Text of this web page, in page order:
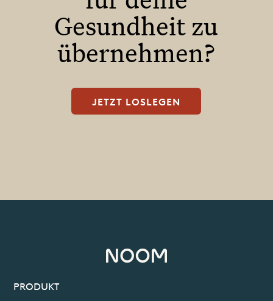
Gesundheit zu
übernehmen?
JETZT LOSLEGEN
PRODUKT